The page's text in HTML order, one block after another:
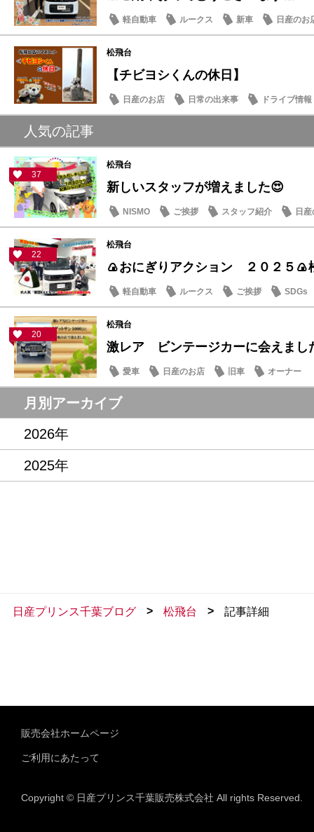
軽自動車 ルークス 新車 日産のお
松飛台
【チビヨシくんの休日】
日産のお店 日常の出来事 ドライブ情報
人気の記事
37
松飛台
新しいスタッフが増えました😍
NISMO ご挨拶 スタッフ紹介 日
22
松飛台
🍙おにぎりアクション ２０２５🍙
軽自動車 ルークス ご挨拶 SDGs
20
松飛台
激レア ビンテージカーに会えまし
愛車 日産のお店 旧車 オーナー
月別アーカイブ
2026年
2025年
日産プリンス千葉ブログ > 松飛台 > 記事詳細
販売会社ホームページ
ご利用にあたって
Copyright © 日産プリンス千葉販売株式会社 All rights Reserved.